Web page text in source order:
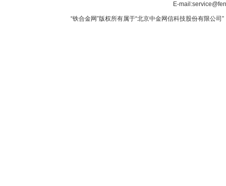
E-
“铁合金网”版权所有属于“北京中金网信科技股份有限公司